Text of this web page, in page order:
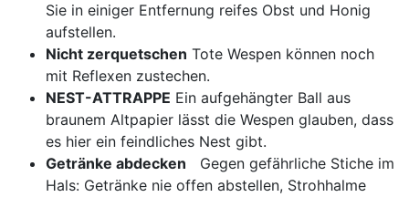
Sie in einiger Entfernung reifes Obst und Honig
aufstellen.
Nicht zerquetschen Tote Wespen können noch
mit Reflexen zustechen.
NEST-ATTRAPPE Ein aufgehängter Ball aus
braunem Altpapier lässt die Wespen glauben, dass
es hier ein feindliches Nest gibt.
Getränke abdecken Gegen gefährliche Stiche im
Hals: Getränke nie offen abstellen, Strohhalme